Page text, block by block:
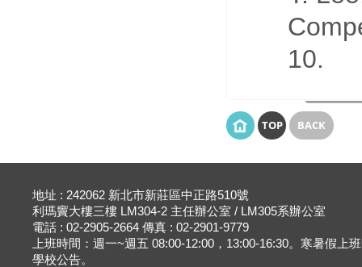
10.
TOP BACK
地址 : 242062 新北市新莊區中正路510號
利瑪竇大樓三樓 LM304-2 主任辦公室 / LM305系辦公室
電話 : 02-2905-2664 傳真 : 02-2901-9779
上班時間：週一~週五 08:00-12:00，13:00-16:30。寒暑假上
學校公告。